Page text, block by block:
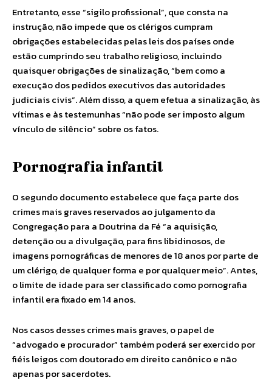
Entretanto, esse “sigilo profissional”, que consta na
instrução, não impede que os clérigos cumpram
obrigações estabelecidas pelas leis dos países onde
estão cumprindo seu trabalho religioso, incluindo
quaisquer obrigações de sinalização, “bem como a
execução dos pedidos executivos das autoridades
judiciais civis”. Além disso, a quem efetua a sinalização, às
vítimas e às testemunhas “não pode ser imposto algum
vínculo de silêncio” sobre os fatos.
Pornografia infantil
O segundo documento estabelece que faça parte dos
crimes mais graves reservados ao julgamento da
Congregação para a Doutrina da Fé “a aquisição,
detenção ou a divulgação, para fins libidinosos, de
imagens pornográficas de menores de 18 anos por parte de
um clérigo, de qualquer forma e por qualquer meio”. Antes,
o limite de idade para ser classificado como pornografia
infantil era fixado em 14 anos.
Nos casos desses crimes mais graves, o papel de
“advogado e procurador” também poderá ser exercido por
fiéis leigos com doutorado em direito canônico e não
apenas por sacerdotes.